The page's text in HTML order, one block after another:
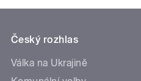
Český rozhlas
Válka na Ukrajině